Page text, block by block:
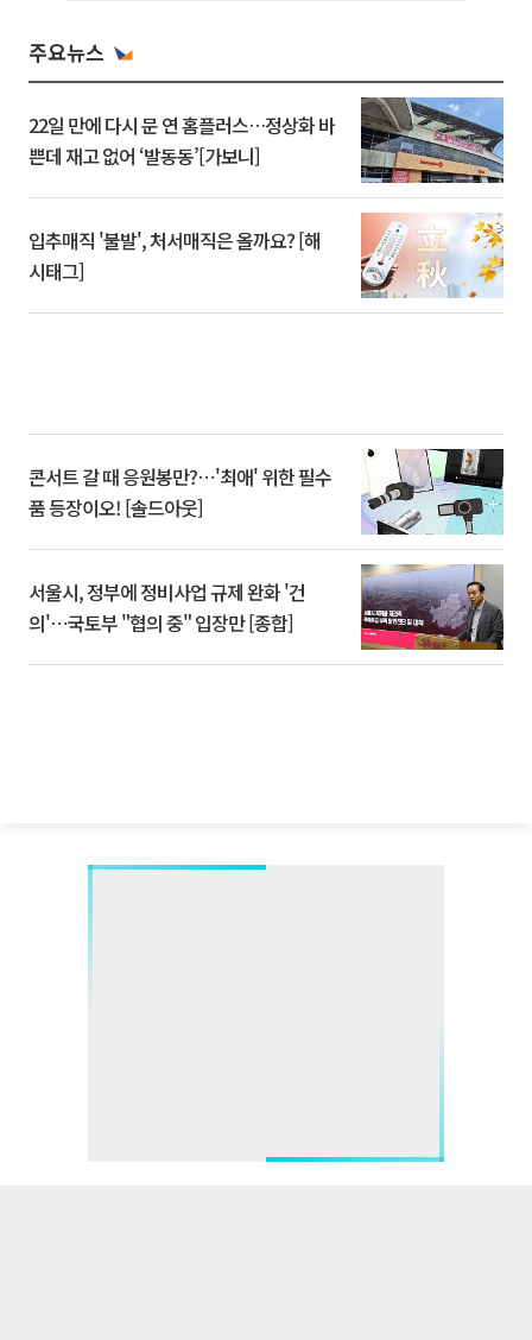
주요뉴스
22일 만에 다시 문 연 홈플러스…정상화 바
쁜데 재고 없어 ‘발동동’[가보니]
입추매직 '불발', 처서매직은 올까요? [해
시태그]
콘서트 갈 때 응원봉만?⋯'최애' 위한 필수
품 등장이오! [솔드아웃]
서울시, 정부에 정비사업 규제 완화 '건
의'⋯국토부 "협의 중" 입장만 [종합]